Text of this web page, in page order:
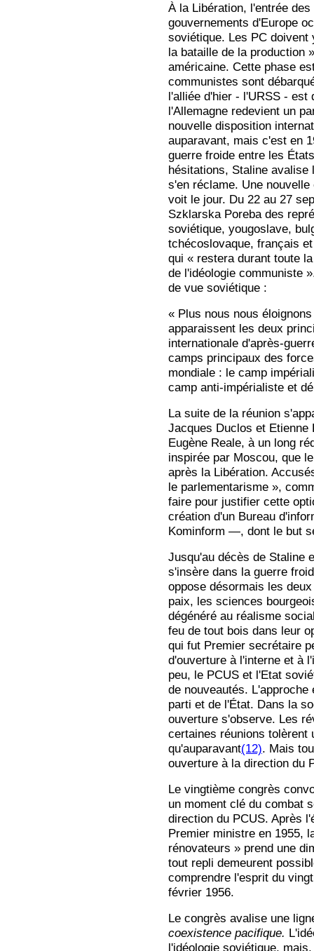
À la Libération, l'entrée
gouvernements d'Europe
soviétique. Les PC doivent
la bataille de la production
américaine. Cette phase
communistes sont
l'alliée d'hier - l'URSS - est
l'Allemagne redevient un
nouvelle disposition
auparavant, mais c'est en
guerre froide entre les
hésitations, Staline avalise
s'en réclame. Une
voit le jour. Du 22 au 27
Szklarska Poreba des
soviétique, yougoslave,
tchécoslovaque, français
qui « restera durant toute
de l'idéologie communiste
de vue soviétique :
« Plus nous nous
apparaissent les deux
internationale d'après-
camps principaux des
mondiale : le camp
camp anti-impérialiste et
La suite de la réunion
Jacques Duclos et Etienne
Eugène Reale, à un long
inspirée par Moscou, que
après la Libération.
le parlementarisme »,
faire pour justifier cette
création d'un Bureau
Kominform —, dont le but
Jusqu'au décès de Staline
s'insère dans la guerre
oppose désormais les
paix, les sciences
dégénéré au réalisme
feu de tout bois dans leur
qui fut Premier secrétaire
d'ouverture à l'interne et à
peu, le PCUS et l'Etat
de nouveautés.
parti et de l'État. Dans la
ouverture s'observe. Les
certaines réunions tolèrent
qu'auparavant(12). Mais
ouverture à la direction du
Le vingtième congrès
un moment clé du combat
direction du PCUS. Après
Premier ministre en 1955,
rénovateurs » prend une
tout repli demeurent
comprendre l'esprit du
février 1956.
Le congrès avalise une
coexistence pacifique.
l'idéologie soviétique,